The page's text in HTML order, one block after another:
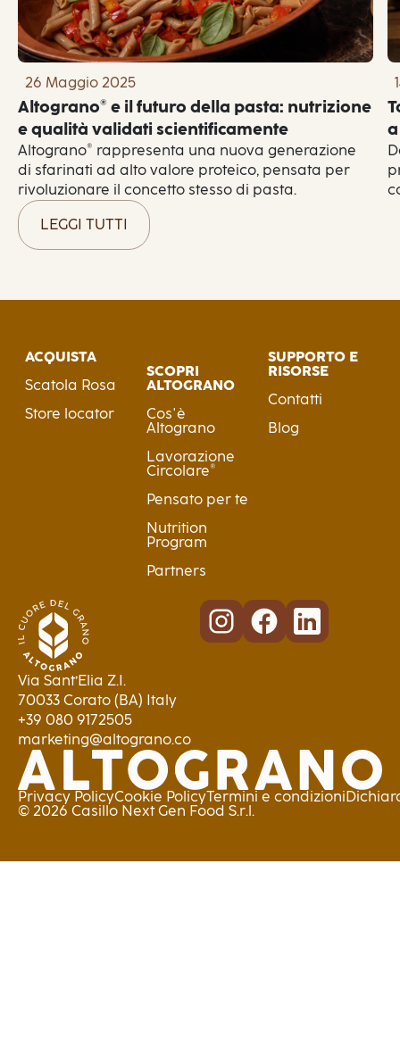
26 Maggio 2025
Altograno® e il futuro della pasta: nutrizione
e qualità validati scientificamente
Altograno® rappresenta una nuova generazione
di sfarinati ad alto valore proteico, pensata per
rivoluzionare il concetto stesso di pasta.
LEGGI TUTTI
Via Sant’Elia Z.I.
70033 Corato (BA) Italy
+39 080 9172505
marketing@altograno.co
ACQUISTA
Scatola Rosa
Store locator
SCOPRI
ALTOGRANO
Cos'è
Altograno
Lavorazione
Circolare®
Pensato per te
Nutrition
Program
Partners
SUPPORTO E
RISORSE
Contatti
Blog
Privacy PolicyCookie PolicyTermini e condizioni
© 2026 Casillo Next Gen Food S.r.l.